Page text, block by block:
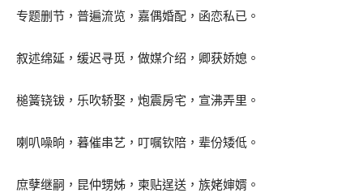
专题删节，普遍流览，嘉偶婚配，函恋私已。
叙述绵延，缓迟寻觅，做媒介绍，卿获娇媳。
槌簧铙钹，乐吹轿娶，炮震房宅，宣沸弄里。
喇叭噪晌，暮催串艺，叮嘱钦陪，辈份矮低。
庶孽继嗣，昆仲甥姊，柬贴逞送，族姥婶婿。